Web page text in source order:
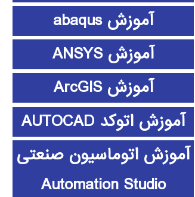
آموزش abaqus
آموزش ANSYS
آموزش ArcGIS
آموزش اتوکد AUTOCAD
آموزش اتوماسیون صنعتی
Automation Studio